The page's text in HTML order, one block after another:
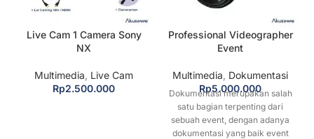
Live Cam 1 Camera Sony
NX
Multimedia Live Cam
Rp2.500.000
Professional Videographer
Event
Multimedia Dokumentasi
Rp5.000.000
Dokumentasi merupakan salah
satu bagian terpenting dari
sebuah event, dengan adanya
dokumentasi yang baik event